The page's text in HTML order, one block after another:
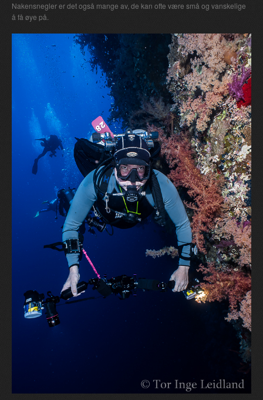
Nakensnegler er det også mange av, de kan ofte være små og vanskelige
å få øye på.